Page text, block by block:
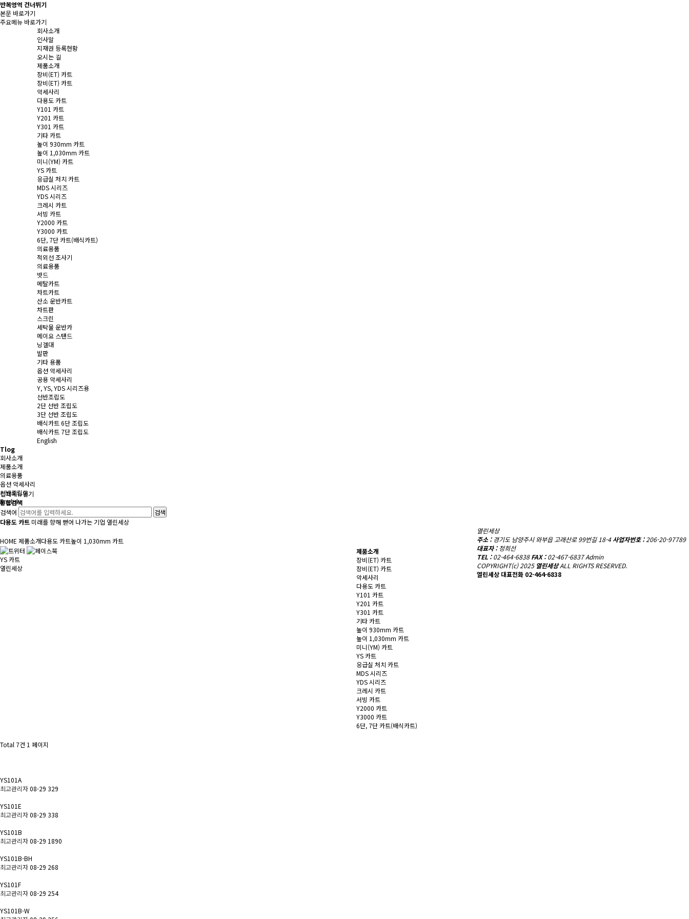
반복영역 건너뛰기
본문 바로가기
주요메뉴 바로가기
회사소개
인사말
지재권 등록현황
오시는 길
제품소개
장비(ET) 카트
장비(ET) 카트
악세사리
다용도 카트
Y101 카트
Y201 카트
Y301 카트
기타 카트
높이 930mm 카트
높이 1,030mm 카트
미니(YM) 카트
YS 카트
응급실 처치 카트
MDS 시리즈
YDS 시리즈
크레시 카트
서빙 카트
Y2000 카트
Y3000 카트
6단, 7단 카트(배식카트)
의료용품
적외선 조사기
의료용품
밧드
메탈카트
차트카트
산소 운반카트
차트판
스크린
세탁물 운반카
메이요 스탠드
닝겔대
발판
기타 용품
옵션 악세사리
공용 악세사리
Y, YS, YDS 시리즈용
선반조립도
2단 선반 조립도
3단 선반 조립도
배식카트 6단 조립도
배식카트 7단 조립도
English
Tlog
회사소개
제품소개
의료용품
옵션 악세사리
선반조립도
English
전체메뉴열기
통합검색
검색어
다용도 카트 미래를 향해 뻗어 나가는 기업 열린세상
제품소개
장비(ET) 카트
장비(ET) 카트
악세사리
다용도 카트
Y101 카트
Y201 카트
Y301 카트
기타 카트
높이 930mm 카트
높이 1,030mm 카트
미니(YM) 카트
YS 카트
응급실 처치 카트
MDS 시리즈
YDS 시리즈
크레시 카트
서빙 카트
Y2000 카트
Y3000 카트
6단, 7단 카트(배식카트)
HOME 제품소개다용도 카트높이 1,030mm 카트
YS 카트
열린세상
Total 7건 1 페이지
YS101A
최고관리자08-29 329
YS101E
최고관리자08-29 338
YS101B
최고관리자08-29 1890
YS101B-BH
최고관리자08-29 268
YS101F
최고관리자08-29 254
YS101B-W
열린세상
주소 : 경기도 남양주시 와부읍 고래산로 99번길 18-4 사업자번호 :206-20-97789
대표자 : 정희선
TEL :02-464-6838 FAX :02-467-6837Admin
COPYRIGHT(c) 2025 열린세상ALL RIGHTS RESERVED.
열린세상 대표전화 02-464-6838